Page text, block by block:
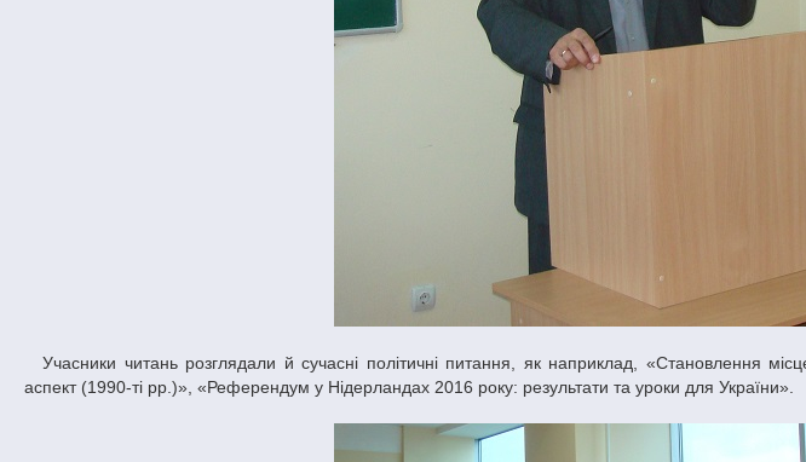
Учасники читань розглядали й сучасні політичні питання, як наприклад, «Становлення місцевого самоврядування в Україні: законодавчий
аспект (1990-ті рр.)», «Референдум у Нідерландах 2016 року: результати та уроки для України».